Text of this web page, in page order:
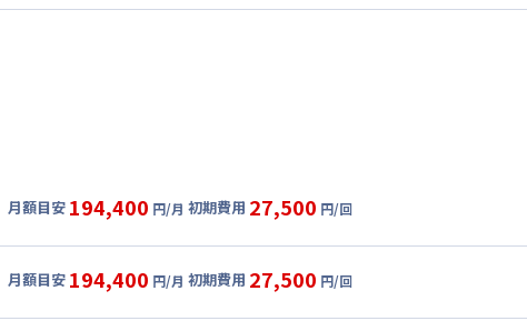
月額目安 194,400 円/月 初期費用 27,500 円/回
150,000円/月 (5,000円/日)
光熱費他 : 24,000円/月 (800円/日) (税抜)
月額目安 194,400 円/月 初期費用 27,500 円/回